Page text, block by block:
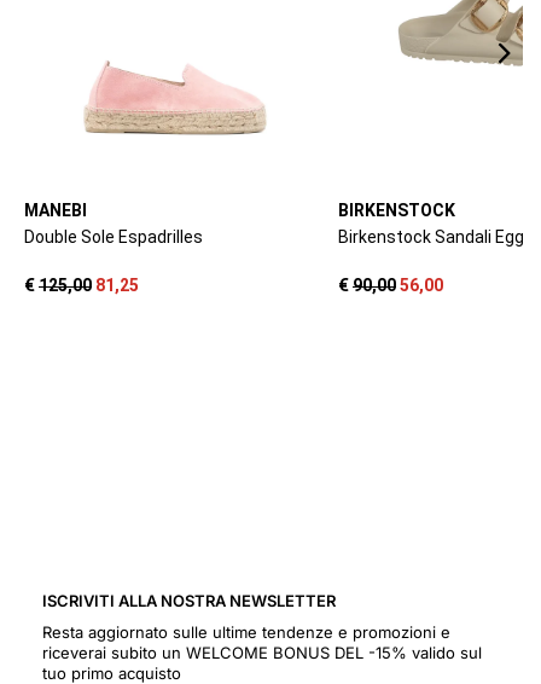
ISCRIVITI ALLA NOSTRA NEWSLETTER
Resta aggiornato sulle ultime tendenze e promozioni e
riceverai subito un WELCOME BONUS DEL -15% valido sul
tuo primo acquisto